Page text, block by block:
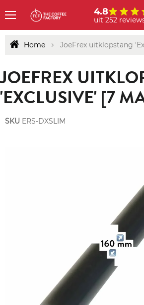
4.8
uit 252
Home JoeFrex uitklopstang
JOEFREX
'EXCLUSIVE' [7
SKU ERS-DXSLIM